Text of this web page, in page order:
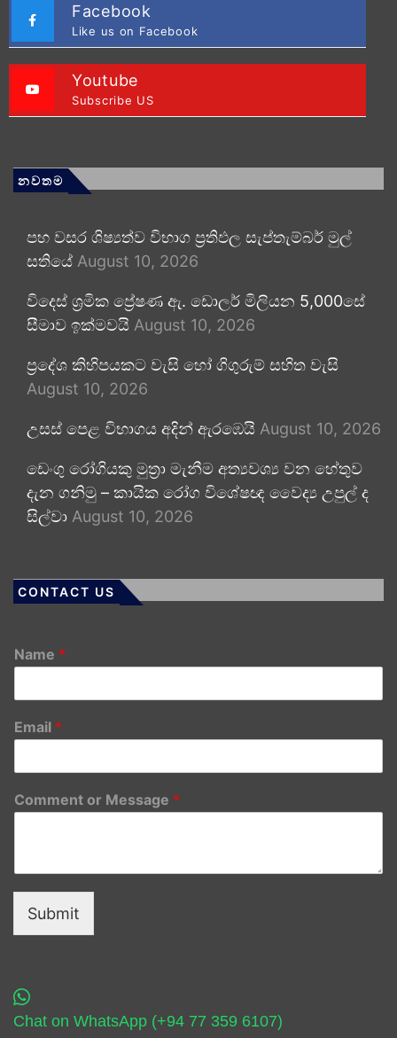
Facebook
Like us on Facebook
Youtube
Subscribe US
නවතම
පහ වසර ශිෂ්‍යත්ව විභාග ප්‍රතිඵල සැප්තැම්බර් මුල්
සතියේ August 10, 2026
විදෙස් ශ්‍රමික ප්‍රේෂණ ඇ. ඩොලර් මිලියන 5,000සේ
සීමාව ඉක්මවයි August 10, 2026
ප්‍රදේශ කිහිපයකට වැසි හෝ ගිගුරුම් සහිත වැසි
August 10, 2026
උසස් පෙළ විභාගය අදින් ඇරඹෙයි August 10, 2026
ඩෙංගු රෝගියකු ⁣මුත්‍රා මැනීම අත්‍යවශ්‍ය වන හේතුව
දැන ගනිමු – කායික රෝග විශේෂඥ වෛද්‍ය උපුල් ද
සිල්වා August 10, 2026
CONTACT US
Name *
Email *
Comment or Message *
Submit
Chat on WhatsApp (+94 77 359 6107)